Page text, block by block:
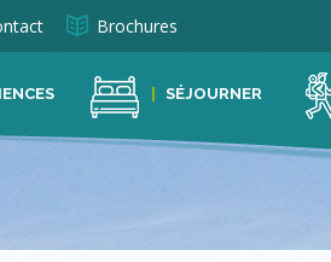
Brochures
SÉJOURNER